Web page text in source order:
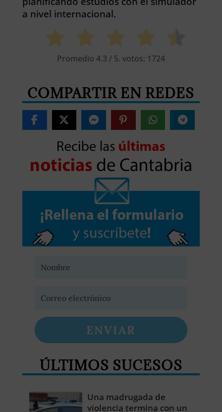
a nivel internacional.
Promedio 4.3 / 5. votos: 1724
COMPARTIR EN REDES
ENVIAR
ÚLTIMOS SUCESOS
Una madrugada de
violencia termina con un